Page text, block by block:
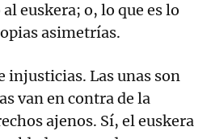
euskera; o, lo que es lo
asimetrías.
injusticias. Las unas son
van en contra de la
ajenos. Sí, el euskera